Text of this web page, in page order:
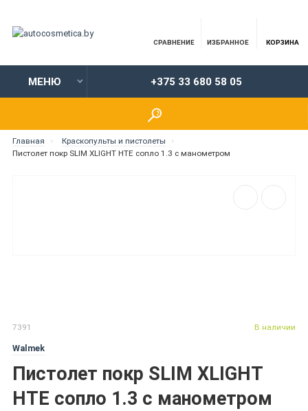
СРАВНЕНИЕ ИЗБРАННОЕ КОРЗИНА
МЕНЮ +375 33 680 58 05
Главная
Краскопульты и пистолеты
Пистолет покр SLIM XLIGHT HTE сопло 1.3 с манометром
7391
Walmek
Пистолет покр SLIM XLIGHT
HTE сопло 1.3 с манометром
В наличии